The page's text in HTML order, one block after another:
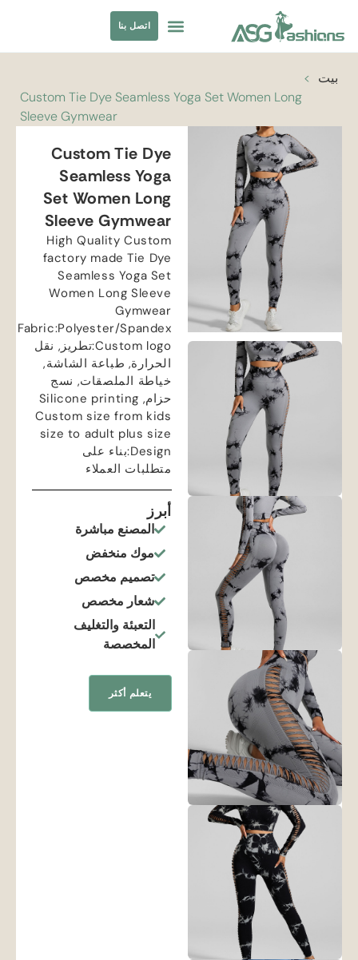
اتصل بنا
بيت >
Custom Tie Dye Seamless Yoga Set Women Long
Sleeve Gymwear
Custom Tie Dye
Seamless Yoga
Set Women Long
Sleeve Gymwear
High Quality Custom
factory made Tie Dye
Seamless Yoga Set
Women Long Sleeve
Gymwear
Fabric:Polyester/Spandex
Custom logo:تطريز, نقل
الحرارة, طباعة الشاشة,
خياطة الملصقات, نسج
حزام, Silicone printing
Custom size from kids
size to adult plus size
Design:بناء على
متطلبات العملاء
أبرز
المصنع مباشرة
موك منخفض
تصميم مخصص
شعار مخصص
التعبئة والتغليف
المخصصة
يتعلم أكثر